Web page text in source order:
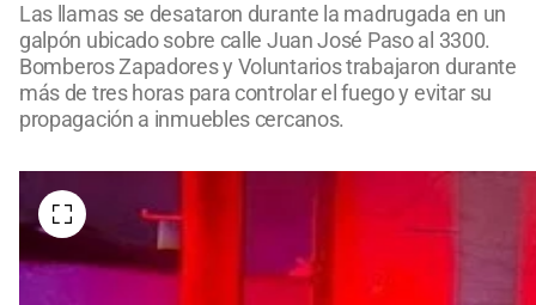
Las llamas se desataron durante la madrugada en un
galpón ubicado sobre calle Juan José Paso al 3300.
Bomberos Zapadores y Voluntarios trabajaron durante
más de tres horas para controlar el fuego y evitar su
propagación a inmuebles cercanos.